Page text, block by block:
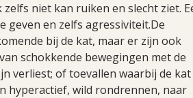
niet kan ruiken en slecht ziet.
geven en zelfs agressiviteit.De
bij de kat, maar er zijn ook
schokkende bewegingen met de
verliest; of toevallen waarbij de kat
hyperactief, wild rondrennen, naar